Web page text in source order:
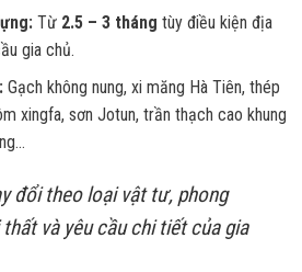
Từ 2.5 – 3 tháng tùy điều kiện địa
gia chủ.
Gạch không nung, xi măng Hà Tiên, thép
xingfa, sơn Jotun, trần thạch cao khung
đổi theo loại vật tư, phong
và yêu cầu chi tiết của gia